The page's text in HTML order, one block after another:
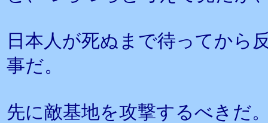
日本人が死ぬまで待ってから
事だ。
先に敵基地を攻撃するべきだ